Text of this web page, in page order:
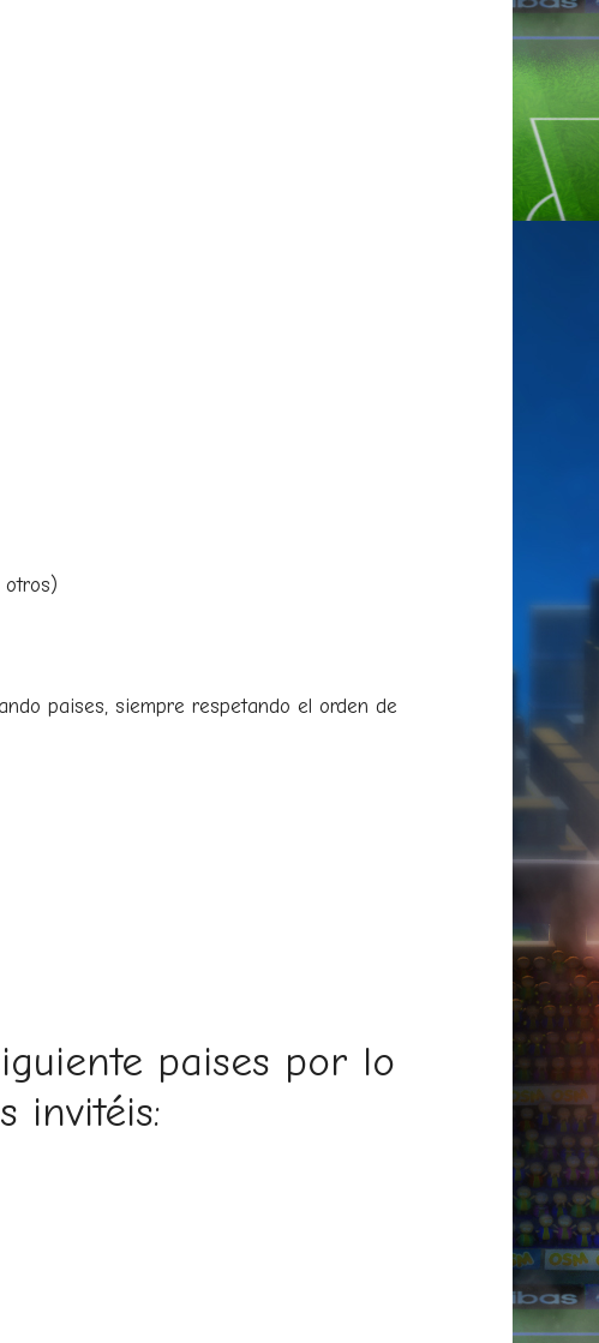
otros)
paises, siempre respetando el orden de
paises por lo
invitéis: